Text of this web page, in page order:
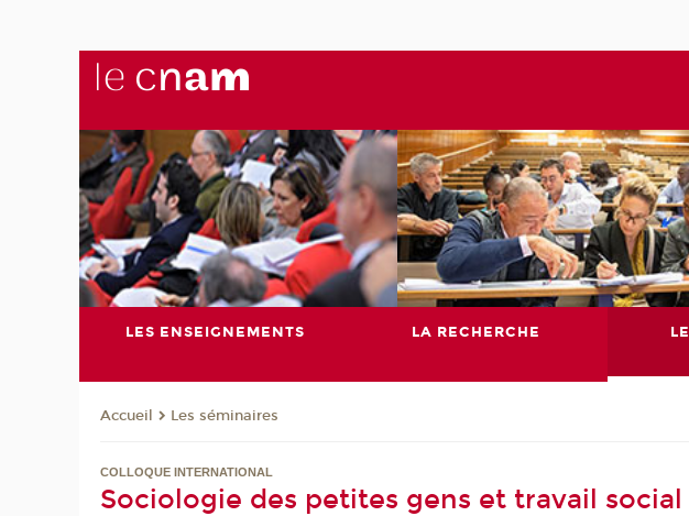
LES ENSEIGNEMENTS LA RECHERCHE
Accueil Les séminaires
COLLOQUE INTERNATIONAL
Sociologie des petites gens et travail social